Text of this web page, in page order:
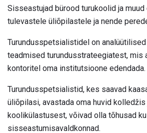
Sisseastujad bürood turukoolid ja
tulevastele üliõpilastele ja nende
Turundusspetsialistidel on
teadmised turundusstrateegiatest, mis
kontoritel oma institutsioone edendada.
Turundusspetsialistid, kes saavad
üliõpilasi, avastada oma huvid
koolikülastusest, võivad olla tõhusad
sisseastumisavaldkonnad.